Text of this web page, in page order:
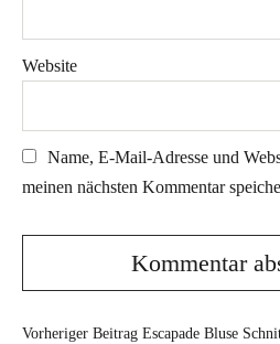
Website
Name, E-Mail-Adresse und
meinen nächsten Kommentar
Vorheriger Beitrag Escapade Bluse